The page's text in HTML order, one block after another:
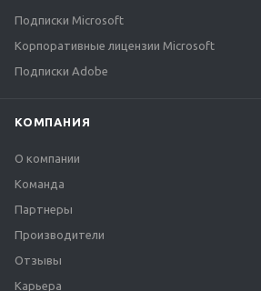
Подписки Microsoft
Корпоративные лицензии Microsoft
Подписки Adobe
КОМПАНИЯ
О компании
Команда
Партнеры
Производители
Отзывы
Карьера